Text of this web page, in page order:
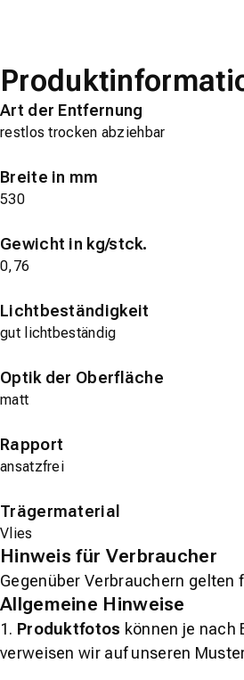
Art der Entfernung
restlos trocken abziehbar
Breite in mm
530
Gewicht in kg/stck.
0,76
Lichtbeständigkeit
gut lichtbeständig
Optik der Oberfläche
matt
Rapport
ansatzfrei
Trägermaterial
Vlies
Hinweis für Verbraucher
Gegenüber Verbrauchern
Allgemeine Hinweise
1. Produktfotos können je nach
verweisen wir auf unseren